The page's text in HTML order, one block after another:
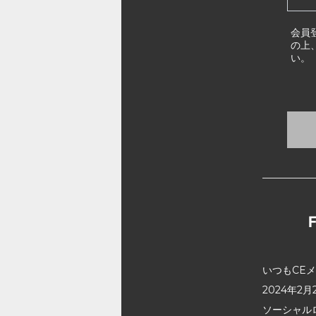
会員
の上
い。
いつもCE
2024年2月
ソーシャ